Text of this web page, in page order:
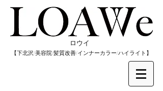
​ロウイ
​【下北沢/美容院/髪質改善/インナーカラー/​ハイライト】